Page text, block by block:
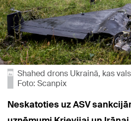
Shahed drons Ukrainā, kas
Foto: Scanpix
Neskatoties uz ASV